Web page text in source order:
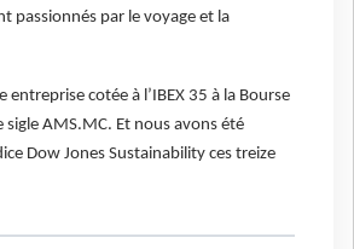
passionnés par le voyage et la
entreprise cotée à l’IBEX 35 à la Bourse
sigle AMS.MC. Et nous avons été
Dow Jones Sustainability ces treize